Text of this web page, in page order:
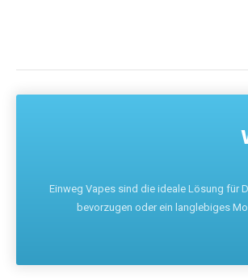
Einweg Vapes sind die ideale Lösung für
bevorzugen oder ein langlebiges